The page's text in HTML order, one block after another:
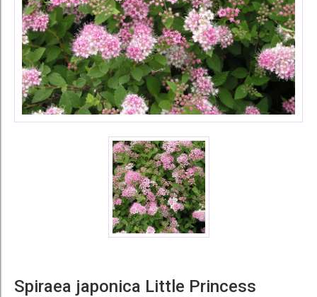
Spiraea japonica Little Princess